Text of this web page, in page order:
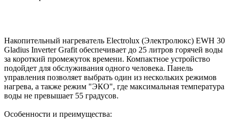
Накопительный нагреватель Electrolux (Электролюкс) EWH 30
Gladius Inverter Grafit обеспечивает до 25 литров горячей воды
за короткий промежуток времени. Компактное устройство
подойдет для обслуживания одного человека. Панель
управления позволяет выбрать один из нескольких режимов
нагрева, а также режим "ЭКО", где максимальная температура
воды не превышает 55 градусов.
Особенности и преимущества: